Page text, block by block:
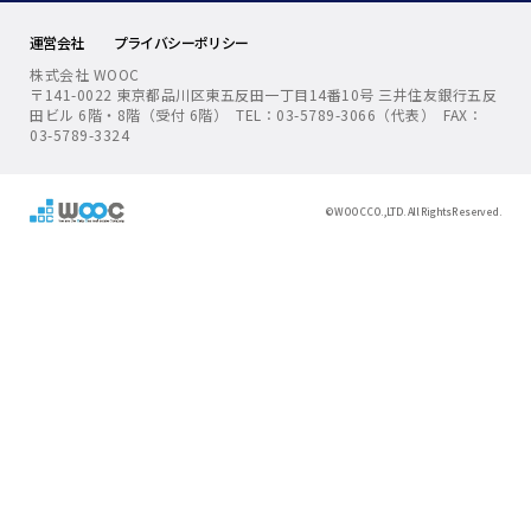
運営会社
プライバシーポリシー
株式会社 WOOC
〒141-0022 東京都品川区東五反田一丁目14番10号 三井住友銀行五反
田ビル 6階・8階（受付 6階） TEL：03-5789-3066（代表） FAX：
03-5789-3324
© WOOC CO.,LTD. All Rights Reserved.